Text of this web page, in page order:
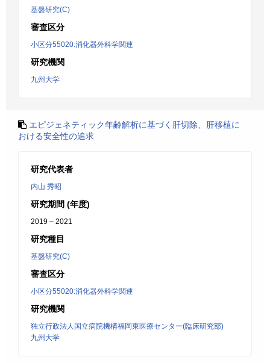
基盤研究(C)
審査区分
小区分55020:消化器外科学関連
研究機関
九州大学
エピジェネティック年齢解析に基づく肝切除、肝移植に
おける安全性の追求
研究代表者
内山 秀昭
研究期間 (年度)
2019 – 2021
研究種目
基盤研究(C)
審査区分
小区分55020:消化器外科学関連
研究機関
独立行政法人国立病院機構福岡東医療センター(臨床研究部)
九州大学